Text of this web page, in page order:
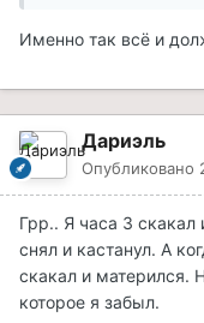
Именно так всё и
Дариэль
Опубликовано
Грр.. Я часа 3
снял и кастанул. А
скакал и матерился.
которое я забыл.